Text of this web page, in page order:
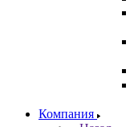
Компания